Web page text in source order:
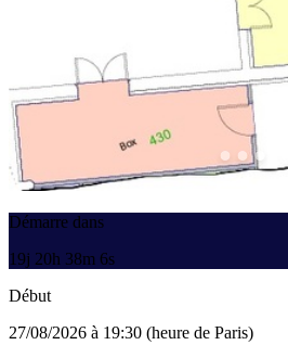
Démarre dans
19j 20h 38m 6s
Début
27/08/2026 à 19:30 (heure de Paris)